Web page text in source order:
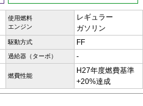
使用燃料
エンジン
レギュラー
ガソリン
駆動方式 FF
過給器（ターボ） -
燃費性能
H27年度燃費基準
+20%達成